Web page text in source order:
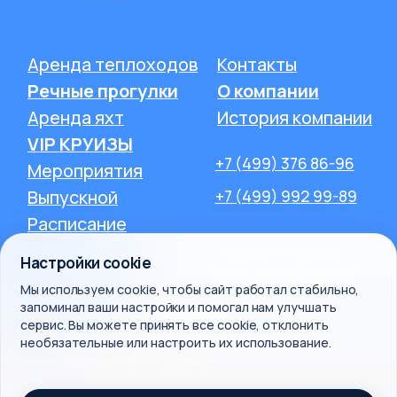
Настройки cookie
Мы используем cookie, чтобы сайт работал стабильно,
запоминал ваши настройки и помогал нам улучшать
сервис. Вы можете принять все cookie, отклонить
необязательные или настроить их использование.